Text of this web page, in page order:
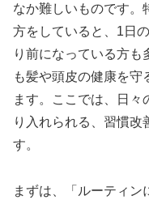
なか難しいものです。
方をしていると、1日
り前になっている方
も髪や頭皮の健康を守
ます。ここでは、日々
り入れられる、習慣改
す。
まずは、「ルーティン